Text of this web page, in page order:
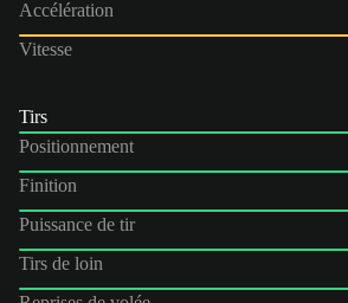
Accélération
Vitesse
Tirs
Positionnement
Finition
Puissance de tir
Tirs de loin